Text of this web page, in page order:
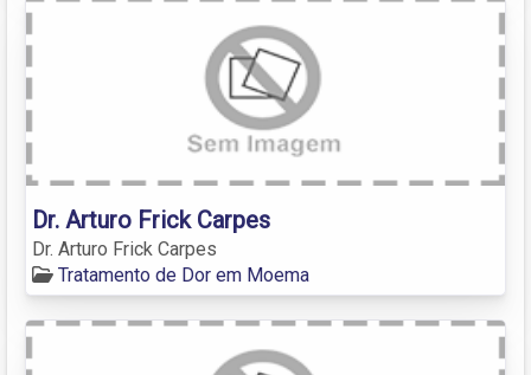
Dr. Arturo Frick Carpes
Dr. Arturo Frick Carpes
Tratamento de Dor em Moema